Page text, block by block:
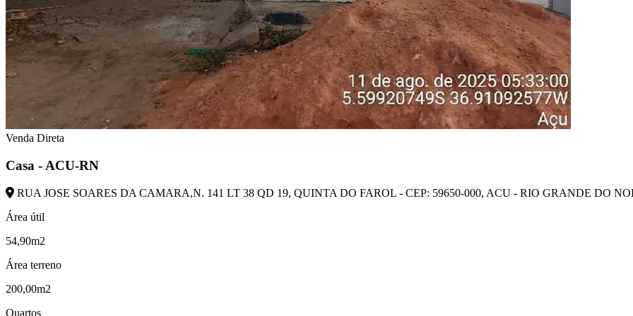
Venda Direta
Casa - ACU-RN
RUA JOSE SOARES DA CAMARA,N. 141 LT 38 QD 19, QUINTA DO FAROL - CEP: 59650-000, ACU - RIO GRANDE DO
Área útil
54,90m2
Área terreno
200,00m2
Quartos